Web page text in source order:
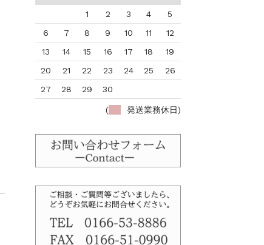
1 2 3 4
5
6
7 8 9 10 11
12
13
14 15 16 17 18
19
20
21 22 23 24 25
26
27
28 29 30
( 発送業務休日)